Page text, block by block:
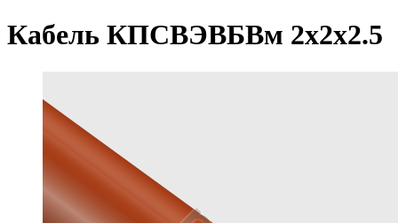
Кабель КПСВЭВБВм 2х2х2.5